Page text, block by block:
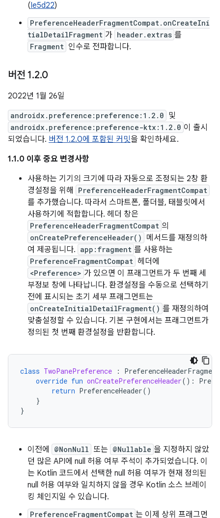
(Ie5d22)
PreferenceHeaderFragmentCompat.onCreateIni
tialDetailFragment 가 header.extras 를
Fragment 인수로 전파합니다.
버전 1.2.0
2022년 1월 26일
androidx.preference:preference:1.2.0 및
androidx.preference:preference-ktx:1.2.0 이 출시
되었습니다. 버전 1.2.0에 포함된 커밋을 확인하세요.
1.1.0 이후 중요 변경사항
사용하는 기기의 크기에 따라 자동으로 조정되는 2창 환
경설정을 위해
PreferenceHeaderFragmentCompat
를 추가했습니다. 따라서 스마트폰, 폴더블, 태블릿에서
사용하기에 적합합니다. 헤더 창은
PreferenceHeaderFragmentCompat 의
onCreatePreferenceHeader()
메서드를 재정의하
여 제공됩니다. app:fragment 를 사용하는
PreferenceFragmentCompat 헤더에
<Preference> 가 있으면 이 프래그먼트가 두 번째 세
부정보 창에 나타납니다. 환경설정을 수동으로 선택하기
전에 표시되는 초기 세부 프래그먼트는
onCreateInitialDetailFragment() 를 재정의하여
맞춤설정할 수 있습니다. 기본 구현에서는 프래그먼트가
정의된 첫 번째 환경설정을 반환합니다.
class TwoPanePreference :
override fun onCreatePreferenceHeader():
return PreferenceHeader()
}
}
이전에 @NonNull 또는 @Nullable 을 지정하지 않았
던 많은 API에 null 허용 여부 주석이 추가되었습니다. 이
는 Kotlin 코드에서 선택한 null 허용 여부가 현재 정의된
null 허용 여부와 일치하지 않을 경우 Kotlin 소스 브레이
킹 체인지일 수 있습니다.
PreferenceFragmentCompat 는 이제 상위 프래그먼